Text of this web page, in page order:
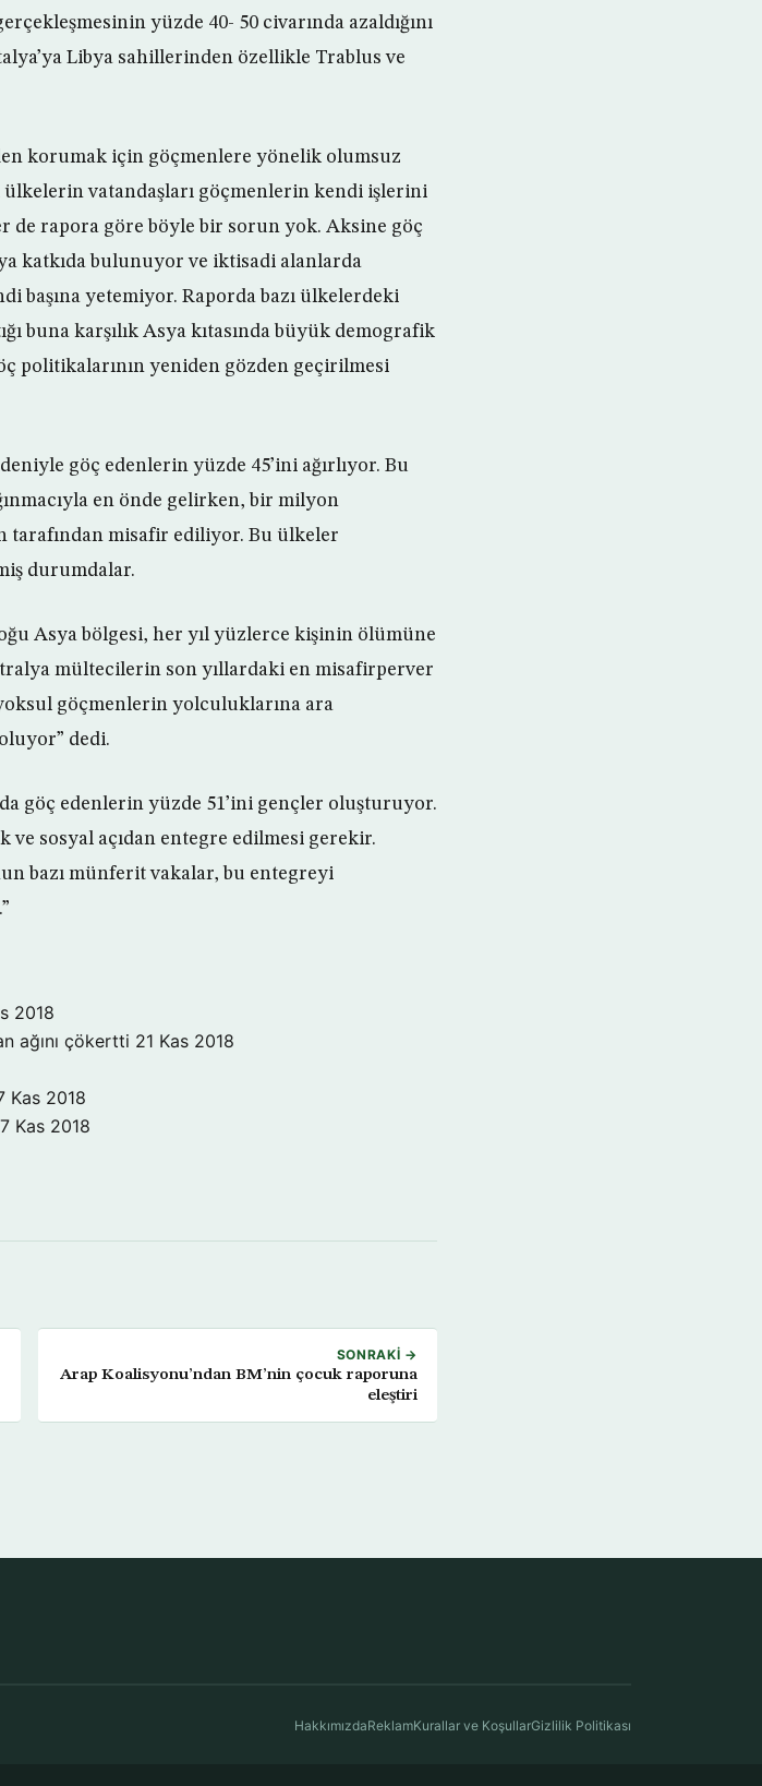
yüzde 40- 50 civarında azaldığını
Libya sahillerinden özellikle Trablus ve
korumak için göçmenlere yönelik olumsuz
ülkelerin vatandaşları göçmenlerin kendi işlerini
rapora göre böyle bir sorun yok. Aksine göç
katkıda bulunuyor ve iktisadi alanlarda
başına yetemiyor. Raporda bazı ülkelerdeki
buna karşılık Asya kıtasında büyük demografik
politikalarının yeniden gözden geçirilmesi
göç edenlerin yüzde 45’ini ağırlıyor. Bu
en önde gelirken, bir milyon
tarafından misafir ediliyor. Bu ülkeler
durumdalar.
Asya bölgesi, her yıl yüzlerce kişinin ölümüne
mültecilerin son yıllardaki en misafirperver
göçmenlerin yolculuklarına ara
dedi.
göç edenlerin yüzde 51’ini gençler oluşturuyor.
sosyal açıdan entegre edilmesi gerekir.
bazı münferit vakalar, bu entegreyi
2018
ağını çökertti 21 Kas 2018
Kas 2018
Kas 2018
SONRAKI →
Arap Koalisyonu’ndan BM’nin çocuk raporuna
eleştiri
HakkımızdaReklamKurallar ve KoşullarGizlilik Politikası